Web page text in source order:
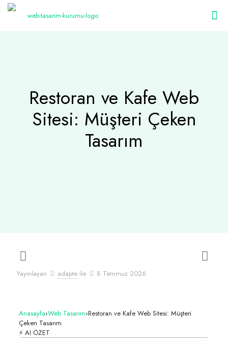
Restoran ve Kafe Web
Sitesi: Müşteri Çeken
Tasarım
Yayınlayan adapte ile 8 Temmuz 2026
Anasayfa›Web Tasarım›Restoran ve Kafe Web Sitesi: Müşteri
Çeken Tasarım
⚡ AI ÖZET